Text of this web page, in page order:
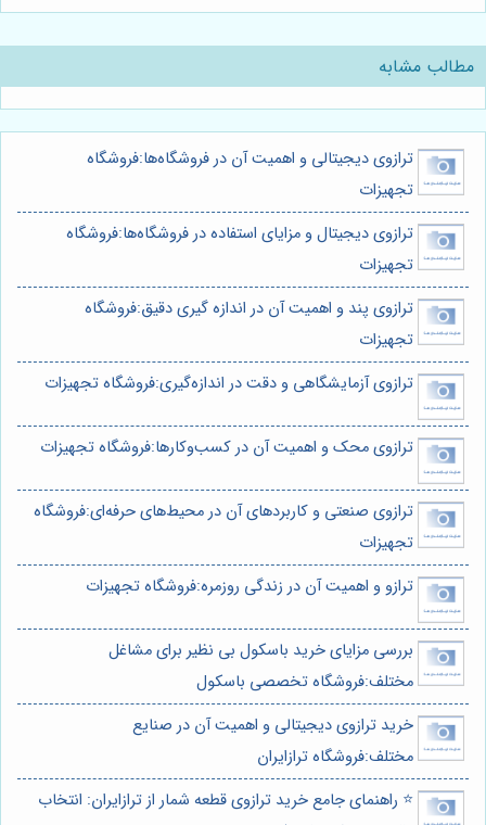
مطالب مشابه
ترازوی دیجیتالی و اهمیت آن در فروشگاه‌ها:فروشگاه
تجهیزات
ترازوی دیجیتال و مزایای استفاده در فروشگاه‌ها:فروشگاه
تجهیزات
ترازوی پند و اهمیت آن در اندازه گیری دقیق:فروشگاه
تجهیزات
ترازوی آزمایشگاهی و دقت در اندازه‌گیری:فروشگاه تجهیزات
ترازوی محک و اهمیت آن در کسب‌وکارها:فروشگاه تجهیزات
ترازوی صنعتی و کاربردهای آن در محیط‌های حرفه‌ای:فروشگاه
تجهیزات
ترازو و اهمیت آن در زندگی روزمره:فروشگاه تجهیزات
بررسی مزایای خرید باسکول بی نظیر برای مشاغل
مختلف:فروشگاه تخصصی باسکول
خرید ترازوی دیجیتالی و اهمیت آن در صنایع
مختلف:فروشگاه ترازایران
⭐️ راهنمای جامع خرید ترازوی قطعه شمار از ترازایران: انتخاب